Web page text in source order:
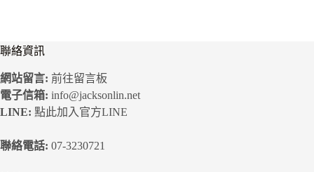
聯絡資訊
網站留言: 前往留言板
電子信箱: info@jacksonlin.net
LINE: 點此加入官方LINE
聯絡電話: 07-3230721